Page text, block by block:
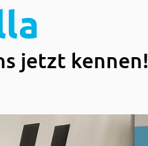
jetzt kennen!